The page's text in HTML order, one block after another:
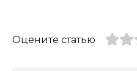
Оцените статью